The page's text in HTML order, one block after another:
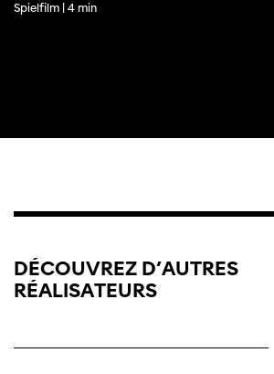
Spielfilm | 4 min
DÉCOUVREZ D’AUTRES
RÉALISATEURS